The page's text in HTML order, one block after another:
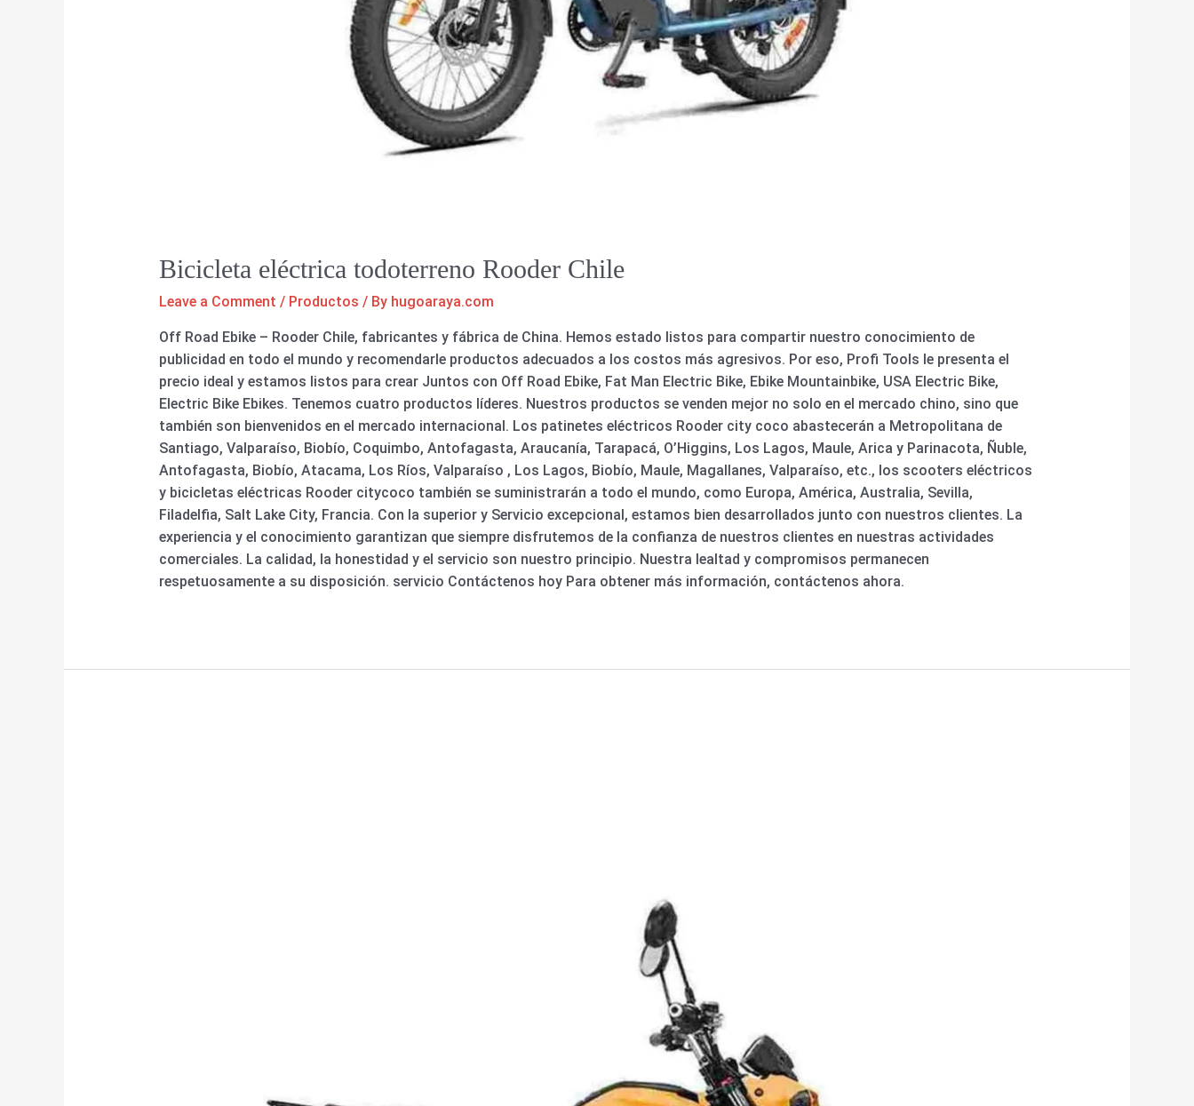
Bicicleta eléctrica todoterreno Rooder Chile
Leave a Comment / Productos / By hugoaraya.com
Off Road Ebike – Rooder Chile, fabricantes y fábrica de China. Hemos estado listos para compartir nuestro conocimiento de
publicidad en todo el mundo y recomendarle productos adecuados a los costos más agresivos. Por eso, Profi Tools le presenta el
precio ideal y estamos listos para crear Juntos con Off Road Ebike, Fat Man Electric Bike, Ebike Mountainbike, USA Electric Bike,
Electric Bike Ebikes. Tenemos cuatro productos líderes. Nuestros productos se venden mejor no solo en el mercado chino, sino que
también son bienvenidos en el mercado internacional. Los patinetes eléctricos Rooder city coco abastecerán a Metropolitana de
Santiago, Valparaíso, Biobío, Coquimbo, Antofagasta, Araucanía, Tarapacá, O’Higgins, Los Lagos, Maule, Arica y Parinacota, Ñuble,
Antofagasta, Biobío, Atacama, Los Ríos, Valparaíso , Los Lagos, Biobío, Maule, Magallanes, Valparaíso, etc., los scooters eléctricos
y bicicletas eléctricas Rooder citycoco también se suministrarán a todo el mundo, como Europa, América, Australia, Sevilla,
Filadelfia, Salt Lake City, Francia. Con la superior y Servicio excepcional, estamos bien desarrollados junto con nuestros clientes. La
experiencia y el conocimiento garantizan que siempre disfrutemos de la confianza de nuestros clientes en nuestras actividades
comerciales. La calidad, la honestidad y el servicio son nuestro principio. Nuestra lealtad y compromisos permanecen
respetuosamente a su disposición. servicio Contáctenos hoy Para obtener más información, contáctenos ahora.